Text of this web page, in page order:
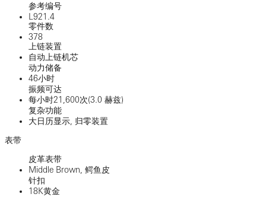
参考编号
L921.4
零件数
378
上链装置
自动上链机芯
动力储备
46小时
振频可达
每小时21,600次(3.0 赫兹)
复杂功能
大日历显示, 归零装置
表带
皮革表带
Middle Brown, 鳄鱼皮
针扣
18K黄金